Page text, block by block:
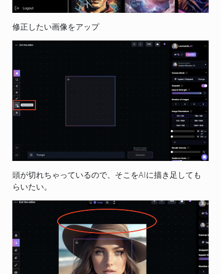
修正したい画像をアップ
頭が切れちゃっているので、そこをAIに描き足しても
らいたい。